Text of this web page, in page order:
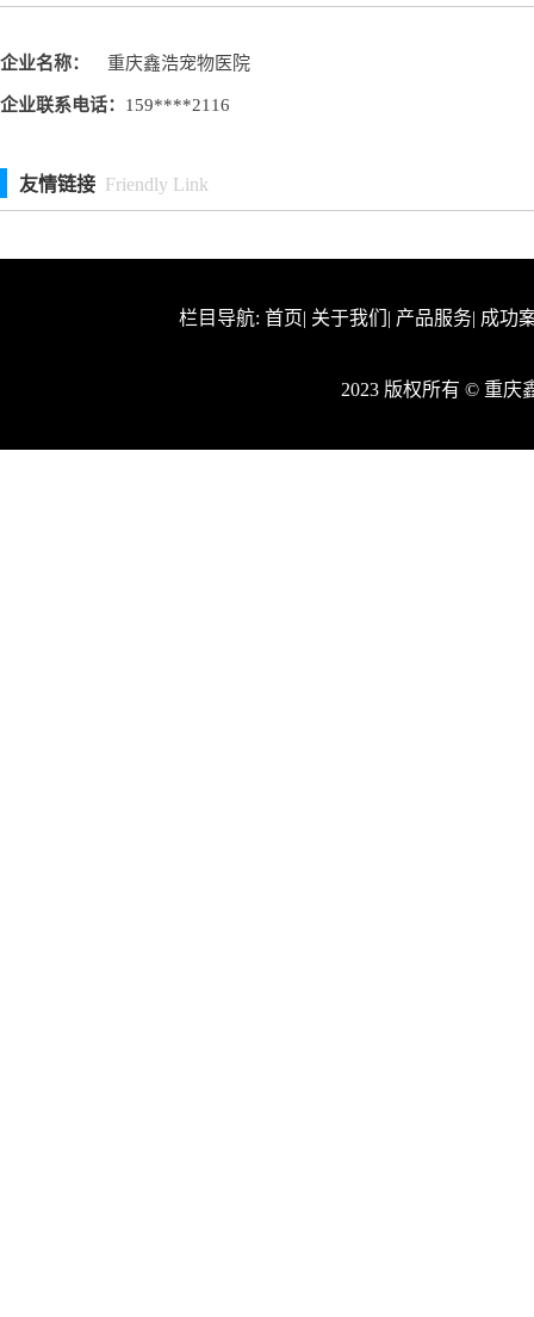
企业名称： 重庆鑫浩宠物医院
企业联系电话： 159****2116
友情链接 Friendly Link
栏目导航: 首页| 关于我们 | 产品服务| 成功
2023 版权所有 © 重